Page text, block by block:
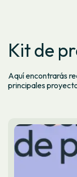
La
Contacto
Trámites
Oficina virtual
Kit de
Aquí encontrarás
principales